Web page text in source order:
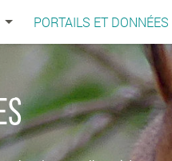
PORTAILS ET DONNÉES